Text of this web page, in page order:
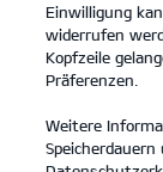
Bitte wähle ein
Einwilligung
widerrufen
Kopfzeile
Präferenzen.
Weitere